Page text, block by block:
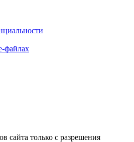
файлах
сайта только с разрешения